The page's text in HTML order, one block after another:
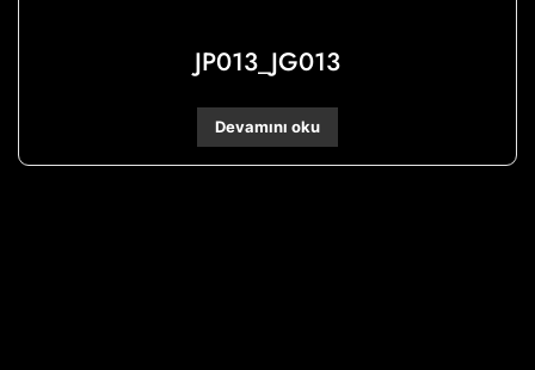
JP013_JG013
Devamını oku